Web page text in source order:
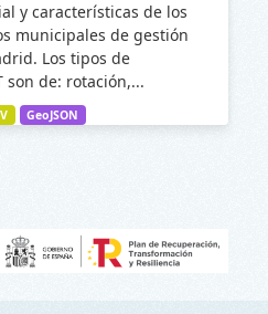
y características de los
municipales de gestión
Los tipos de
son de: rotación,...
GeoJSON